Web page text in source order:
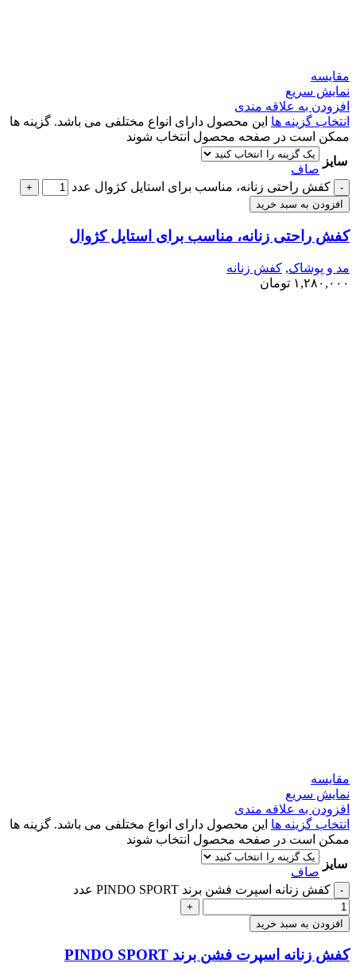
مقايسه
نمایش سریع
افزودن به علاقه مندی
انتخاب گزینه ها این محصول دارای انواع مختلفی می باشد. گزینه ها
ممکن است در صفحه محصول انتخاب شوند
سایز
صاف
- کفش راحتی زنانه، مناسب برای استایل کژوال عدد
+
افزودن به سبد خرید
کفش راحتی زنانه، مناسب برای استایل کژوال
مد و پوشاک, کفش زنانه
۱,۲۸۰,۰۰۰ تومان
مقايسه
نمایش سریع
افزودن به علاقه مندی
انتخاب گزینه ها این محصول دارای انواع مختلفی می باشد. گزینه ها
ممکن است در صفحه محصول انتخاب شوند
سایز
صاف
- کفش زنانه اسپرت فشن برند PINDO SPORT عدد
+
افزودن به سبد خرید
کفش زنانه اسپرت فشن برند PINDO SPORT